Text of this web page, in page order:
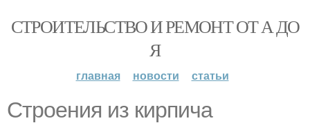
СТРОИТЕЛЬСТВО И РЕМОНТ ОТ А ДО
Я
главная новости статьи
Строения из кирпича